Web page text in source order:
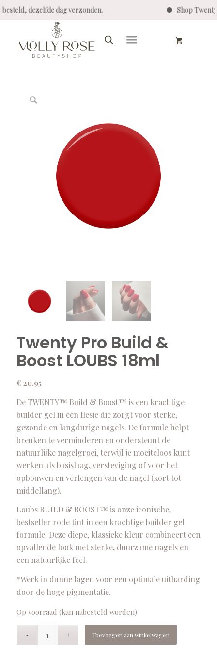
besteld, dezelfde dag verzonden. Shop
Twenty Pro Build &
Boost LOUBS 18ml
€ 20,95
De TWENTY™ Build & Boost™ is een krachtige
builder gel in een flesje die zorgt voor sterke,
gezonde en langdurige nagels. De formule helpt
breuken te verminderen en ondersteunt de
natuurlijke nagelgroei, terwijl je moeiteloos kunt
werken als basislaag, versteviging of voor het
opbouwen en verlengen van de nagel (kort tot
middellang).
Loubs BUILD & BOOST™ is onze iconische,
bestseller rode tint in een krachtige builder gel
formule. Deze diepe, klassieke kleur combineert een
opvallende look met sterke, duurzame nagels en
een natuurlijke feel.
*Werk in dunne lagen voor een optimale uitharding
door de hoge pigmentatie.
Op voorraad (kan nabesteld worden)
Toevoegen aan winkelwagen